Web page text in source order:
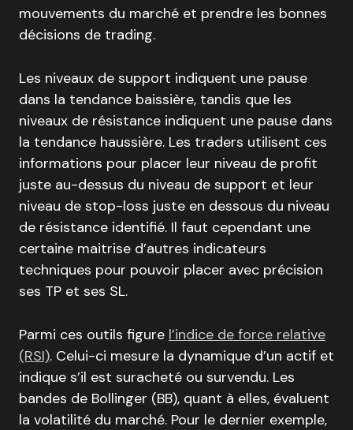
mouvements du marché et prendre les bonnes
décisions de trading.
Les niveaux de support indiquent une pause
dans la tendance baissière, tandis que les
niveaux de résistance indiquent une pause dans
la tendance haussière. Les traders utilisent ces
informations pour placer leur niveau de profit
juste au-dessus du niveau de support et leur
niveau de stop-loss juste en dessous du niveau
de résistance identifié. Il faut cependant une
certaine maitrise d’autres indicateurs
techniques pour pouvoir placer avec précision
ses TP et ses SL.
Parmi ces outils figure l’indice de force relative
(RSI). Celui-ci mesure la dynamique d’un actif et
indique s’il est suracheté ou survendu. Les
bandes de Bollinger (BB), quant à elles, évaluent
la volatilité du marché. Pour le dernier exemple,